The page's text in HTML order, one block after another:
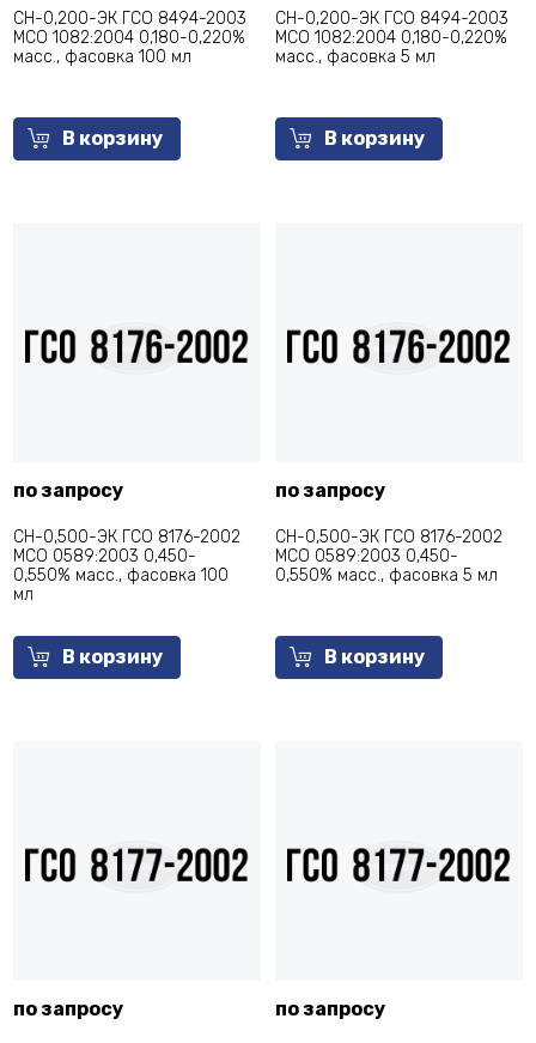
СН-0,200-ЭК ГСО 8494-2003
МСО 1082:2004 0,180-0,220%
масс., фасовка 100 мл
В корзину
СН-0,200-ЭК ГСО 8494-2003
МСО 1082:2004 0,180-0,220%
масс., фасовка 5 мл
В корзину
по запросу
СН-0,500-ЭК ГСО 8176-2002
МСО 0589:2003 0,450-
0,550% масс., фасовка 100
мл
В корзину
по запросу
СН-0,500-ЭК ГСО 8176-2002
МСО 0589:2003 0,450-
0,550% масс., фасовка 5 мл
В корзину
по запросу по запросу